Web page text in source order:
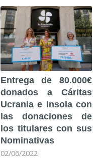
Entrega de 80.000€
donados a Cáritas
Ucrania e Insola con
las donaciones de
los titulares con sus
Nominativas
02/06/2022